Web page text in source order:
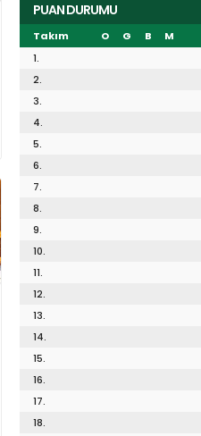
PUAN DURUMU
Takım O G B M
1.
2.
3.
4.
5.
6.
7.
8.
9.
10.
11.
12.
13.
14.
15.
16.
17.
18.